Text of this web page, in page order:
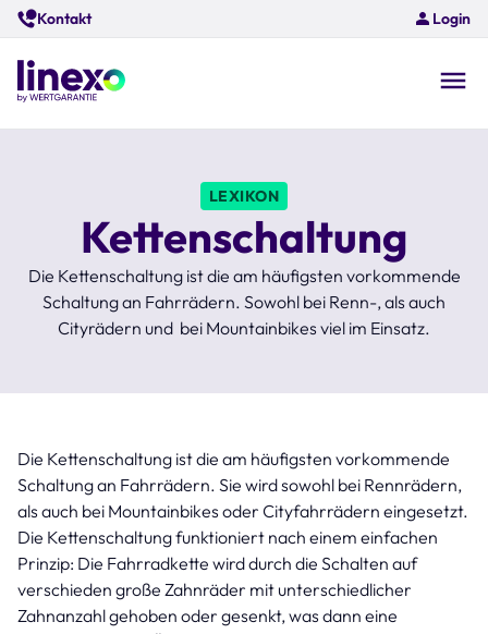
Skip
to
main
content
Kontakt Login
LEXIKON
Kettenschaltung
Die Kettenschaltung ist die am häufigsten vorkommende
Schaltung an Fahrrädern. Sowohl bei Renn-, als auch
Cityrädern und bei Mountainbikes viel im Einsatz.
Die Kettenschaltung ist die am häufigsten vorkommende
Schaltung an Fahrrädern. Sie wird sowohl bei Rennrädern,
als auch bei Mountainbikes oder Cityfahrrädern eingesetzt.
Die Kettenschaltung funktioniert nach einem einfachen
Prinzip: Die Fahrradkette wird durch die Schalten auf
verschieden große Zahnräder mit unterschiedlicher
Zahnanzahl gehoben oder gesenkt, was dann eine